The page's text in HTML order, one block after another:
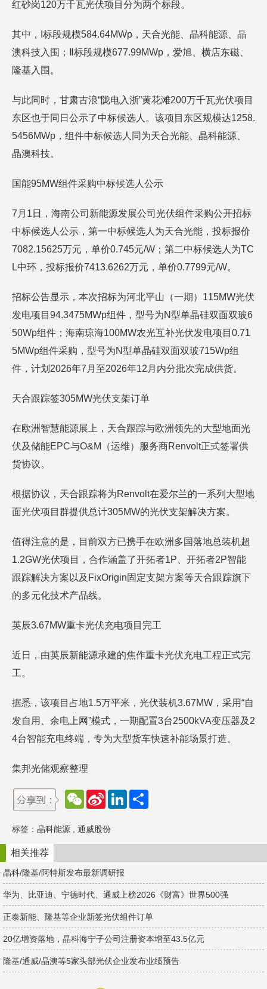
红砂岗120万千瓦光伏项目分为两个标段。
其中，I标段规模584.64MWp，天合光能、晶科能源、晶
澳科技入围；Ⅱ标段规模677.99MWp，爱旭、横店东磁、
隆基入围。
与此同时，甘肃古浪“陇电入浙”黄花滩200万千瓦光伏项目
东区也于同日公示了中标候选人。该项目东区规模达1258.
5456MWp，组件中标候选人同为天合光能、晶科能源、
晶澳科技。
国能95MW组件采购中标候选人公示
7月1日，海南公司新能源发展公司光伏组件采购公开招标
中标候选人公示，第一中标候选人为天合光能，投标报价
7082.15625万元，单价0.745元/W；第二中标候选人为TC
L中环，投标报价7413.6262万元，单价0.7799元/W。
招标公告显示，本次招标为河北平山（一期）115MW光伏
发电项目94.3475MWp组件，型号为N型单晶硅双面双玻6
50Wp组件；海南琼海100MW农光互补光伏发电项目0.71
5MWp组件采购，型号为N型单晶硅双面双玻715Wp组
件，计划2026年7月至2026年12月内分批次完成供货。
天合跟踪签305MW光伏支架订单
在欧洲智慧能源展上，天合跟踪与欧洲领先的大型地面光
伏及储能EPC与O&M（运维）服务商Renvolt正式签署供
货协议。
根据协议，天合跟踪将为Renvolt在爱尔兰的一系列大型地
面光伏项目群提供总计305MW的光伏支架解决方案。
值得注意的是，目前双方已携手在欧洲多国落地总装机超
1.2GW光伏项目，合作涵盖了开拓者1P、开拓者2P智能
跟踪解决方案以及FixOrigin固定支架方案等天合跟踪旗下
的多元化技术产品线。
英辰3.67MW重卡光伏充电项目完工
近日，由英辰新能源承建的焦作重卡光伏充电工程正式完
工。
据悉，该项目占地1.5万平米，光伏装机3.67MW，采用“自
发自用、余电上网”模式，一期配置3台2500kVA变压器及2
4台智能充电终端，专为大型货车快速补能场景打造。
集邦光储观察整理
W
e
h
a
t
S
W
e
b
o
L
d
n
标签： 晶科能源 通威股份
相关推荐
晶科/隆基/阿特斯发布最新调研报
华为、比亚迪、宁德时代、通威上榜2026《财富》世界500强
正泰新能、隆基等企业新签光伏组件订单
20亿增资落地，晶科海宁子公司注册资本增至43.5亿元
隆基/通威/晶澳等5家头部光伏企业发布业绩预告